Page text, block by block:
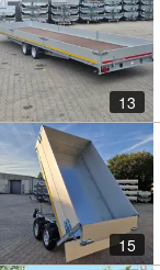
13
15